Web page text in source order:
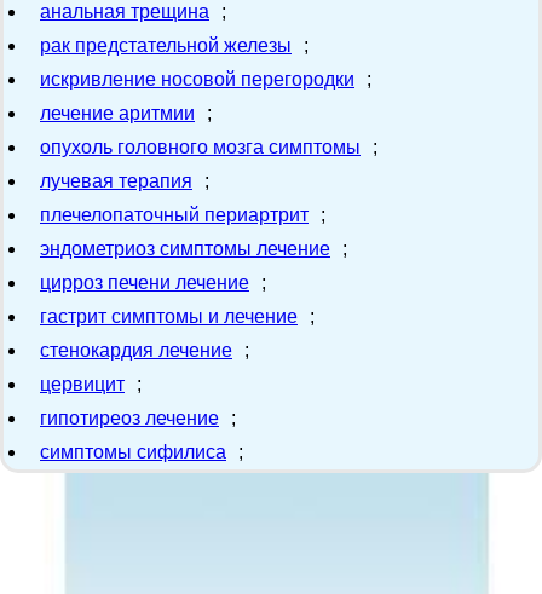
анальная трещина
;
рак предстательной железы
;
искривление носовой перегородки
;
лечение аритмии
;
опухоль головного мозга симптомы
;
лучевая терапия
;
плечелопаточный периартрит
;
эндометриоз симптомы лечение
;
цирроз печени лечение
;
гастрит симптомы и лечение
;
стенокардия лечение
;
цервицит
;
гипотиреоз лечение
;
симптомы сифилиса
;